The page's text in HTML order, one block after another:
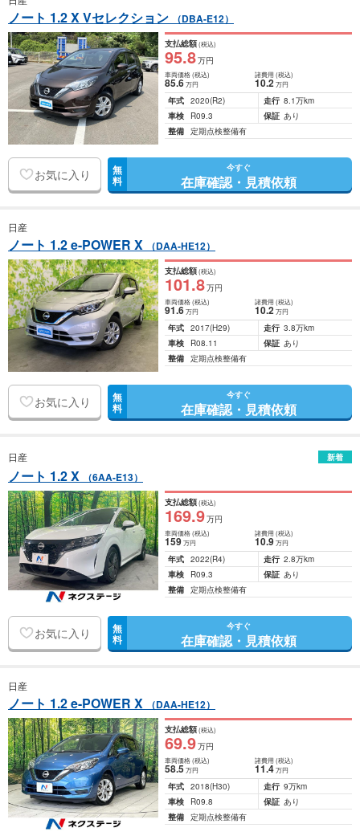
ノート 1.2 X Vセレクション （DBA-E12）
支払総額(税込)
95.8万円
車両価格(税込)
85.6万円
諸費用 (税込)
10.2 万円
年式 2020(R2) 走行 8.1万km
車検
R09.3 保証 あり
整備 定期点検整備有
お気に入り 無
料
今すぐ
在庫確認・見積依頼
日産
ノート 1.2 e-POWER X （DAA-HE12）
支払総額(税込)
101.8万円
車両価格(税込)
91.6万円
諸費用 (税込)
10.2 万円
年式 2017(H29) 走行 3.8万km
車検
R08.11 保証 あり
整備 定期点検整備有
お気に入り 無
料
今すぐ
在庫確認・見積依頼
日産 新着
ノート 1.2 X （6AA-E13）
支払総額(税込)
169.9万円
車両価格(税込)
159万円
諸費用 (税込)
10.9 万円
年式 2022(R4) 走行 2.8万km
車検
R09.3 保証 あり
整備 定期点検整備有
お気に入り 無
料
今すぐ
在庫確認・見積依頼
日産
ノート 1.2 e-POWER X （DAA-HE12）
支払総額(税込)
69.9万円
車両価格(税込)
58.5万円
諸費用 (税込)
11.4 万円
年式 2018(H30) 走行 9万km
車検
R09.8 保証 あり
整備 定期点検整備有